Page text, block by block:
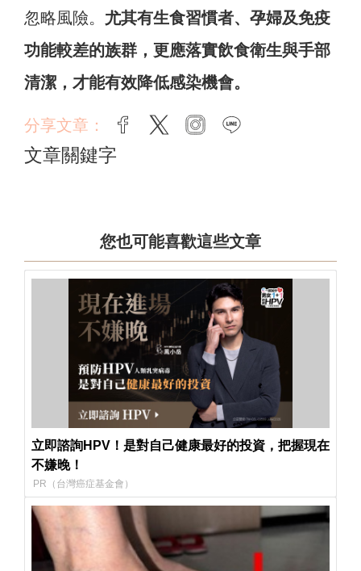
忽略風險。 尤其有生食習慣者、孕婦及免疫
功能較差的族群，更應落實飲食衛生與手部
清潔，才能有效降低感染機會。
分享文章： facebook
twitter instagram
文章關鍵字
您也可能喜歡這些文章
立即諮詢HPV！是對自己健康最好的投資，把握現在
不嫌晚！
PR（台灣癌症基金會）